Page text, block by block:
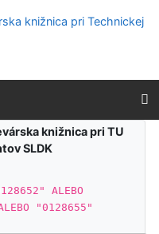
knižnica pri TU
SLDK
ALEBO
"0128655"